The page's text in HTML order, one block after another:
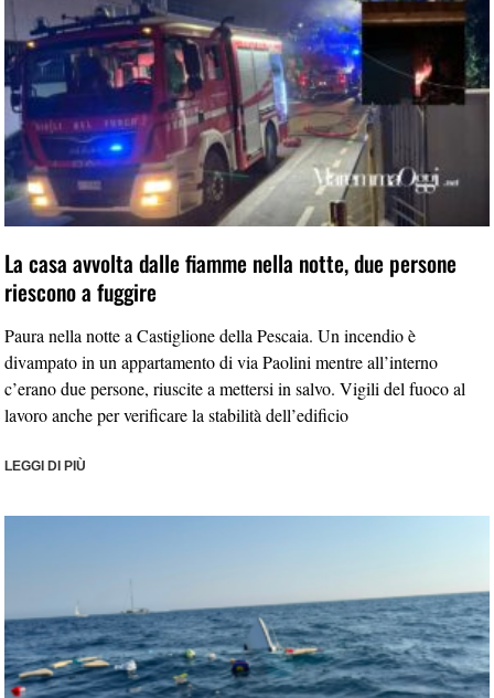
La casa avvolta dalle fiamme nella notte, due persone
riescono a fuggire
Paura nella notte a Castiglione della Pescaia. Un incendio è
divampato in un appartamento di via Paolini mentre all’interno
c’erano due persone, riuscite a mettersi in salvo. Vigili del fuoco al
lavoro anche per verificare la stabilità dell’edificio
LEGGI DI PIÙ